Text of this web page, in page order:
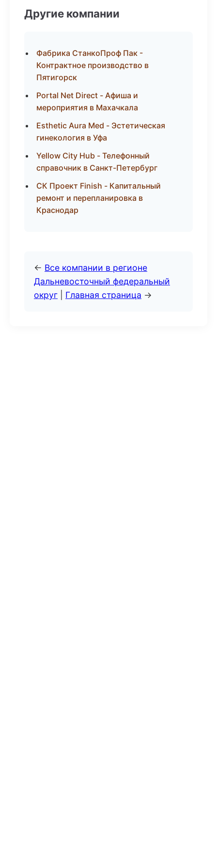
Другие компании
Фабрика СтанкоПроф Пак -
Контрактное производство в
Пятигорск
Portal Net Direct - Афиша и
мероприятия в Махачкала
Esthetic Aura Med - Эстетическая
гинекология в Уфа
Yellow City Hub - Телефонный
справочник в Санкт-Петербург
СК Проект Finish - Капитальный
ремонт и перепланировка в
Краснодар
← Все компании в регионе
Дальневосточный федеральный
округ
Главная страница →